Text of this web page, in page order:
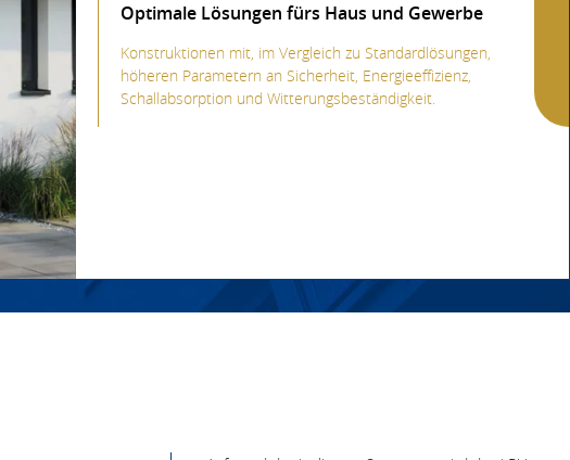
Optimale Lösungen fürs Haus und Gewerbe
Konstruktionen mit, im Vergleich zu Standardlösungen,
höheren Parametern an Sicherheit, Energieeffizienz,
Schallabsorption und Witterungsbeständigkeit.